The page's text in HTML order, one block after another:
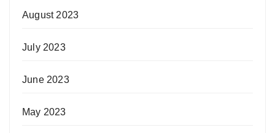
August 2023
July 2023
June 2023
May 2023